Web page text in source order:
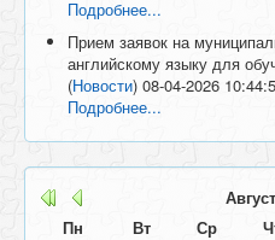
Подробнее...
Прием заявок на
английскому языку для
(Новости) 08-04-2026
Подробнее...
Август
Пн
Вт Ср